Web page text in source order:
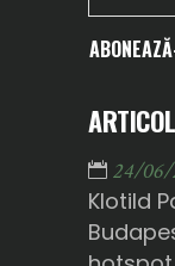
24/
Klotild